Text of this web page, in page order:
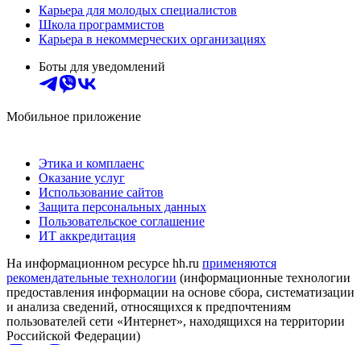
Карьера для молодых специалистов
Школа программистов
Карьера в некоммерческих организациях
Боты для уведомлений
Мобильное приложение
Этика и комплаенс
Оказание услуг
Использование сайтов
Защита персональных данных
Пользовательское соглашение
ИТ аккредитация
На информационном ресурсе hh.ru применяются
рекомендательные технологии (информационные технологии
предоставления информации на основе сбора, систематизации
и анализа сведений, относящихся к предпочтениям
пользователей сети «Интернет», находящихся на территории
Российской Федерации)